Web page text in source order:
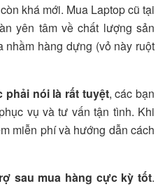
khá mới. Mua Laptop cũ tại
yên tâm về chất lượng sản
nhầm hàng dựng (vỏ này ruột
phải nói là rất tuyệt, các bạn
vụ và tư vấn tận tình. Khi
miễn phí và hướng dẫn cách
sau mua hàng cực kỳ tốt.